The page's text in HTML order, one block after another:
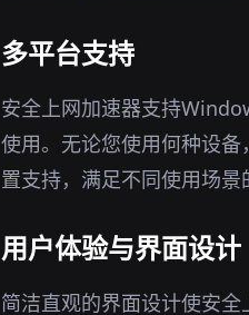
多平台支持
安全上网加速器支持
使用。无论您使用何种设
置支持，满足不同使用场景
用户体验与界面设计
简洁直观的界面设计使安